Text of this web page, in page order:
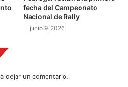
fecha del Campeonato
Nacional de Rally
junio 9, 2026
dejar un comentario.